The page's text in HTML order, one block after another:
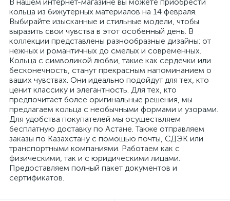
кольца из бижутерных материалов на 14 февраля.
Выбирайте изысканные и стильные модели, чтобы
выразить свои чувства в этот особенный день. В
коллекции представлены разнообразные дизайны: от
нежных и романтичных до смелых и современных.
Кольца с символикой любви, такие как сердечки или
бесконечность, станут прекрасным напоминанием о
ваших чувствах. Они идеально подойдут для тех, кто
ценит классику и элегантность. Для тех, кто
предпочитает более оригинальные решения, мы
предлагаем кольца с необычными формами и узорами.
Для удобства покупателей мы осуществляем
бесплатную доставку по Астане. Также отправляем
заказы по Казахстану с помощью почты, СДЭК или
транспортными компаниями. Работаем как с
физическими, так и с юридическими лицами.
Предоставляем полный пакет документов и
сертификатов.